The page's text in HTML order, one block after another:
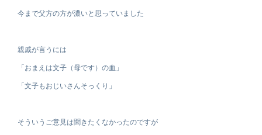
今まで父方の方が濃いと思っていました
親戚が言うには
「おまえは文子（母です）の血」
「文子もおじいさんそっくり」
そういうご意見は聞きたくなかったのですが